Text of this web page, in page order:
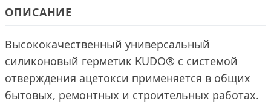
ОПИСАНИЕ
Высококачественный универсальный
силиконовый герметик KUDO® с системой
отверждения ацетокси применяется в общих
бытовых, ремонтных и строительных работах.